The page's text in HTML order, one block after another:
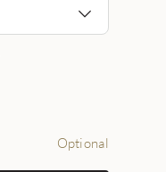
Optional